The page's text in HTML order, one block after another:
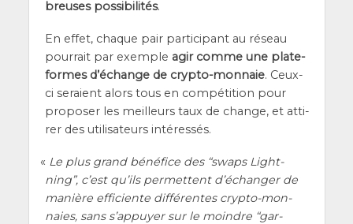
breuses pos­si­bi­li­tés.
En effet, chaque pair par­ti­ci­pant au réseau
pour­rait par exemple agir comme une pla­te­
formes d’é­change de cryp­to-mon­naie. Ceux-
ci seraient alors tous en com­pé­ti­tion pour
pro­po­ser les meilleurs taux de change, et atti­
rer des uti­li­sa­teurs intéressés.
« Le plus grand béné­fice des “swaps Light­
ning”, c’est qu’ils per­mettent d’é­chan­ger de
manière effi­ciente dif­fé­rentes cryp­to-mon­
naies, sans s’ap­puyer sur le moindre “gar­